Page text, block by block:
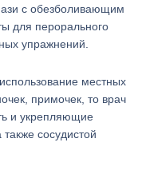
с обезболивающим
для перорального
упражнений.
местных
примочек, то врач
и укрепляющие
сосудистой